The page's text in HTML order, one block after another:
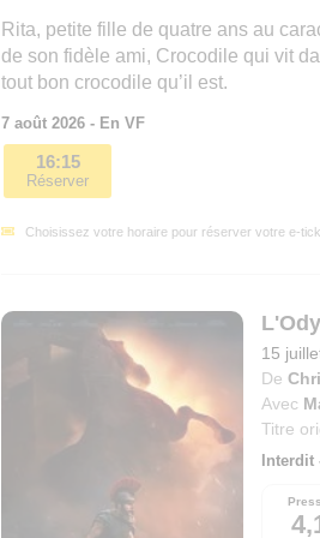
Rita, petite fille de quatre ans au
de son fidèle ami, Crocodile qui vit
tout bon crocodile qu’il est.
7 août 2026 - En VF
16:15
Réserver
Choisissez votre horaire pour réserver votre e-
15
De
Avec
Titre
Interdit